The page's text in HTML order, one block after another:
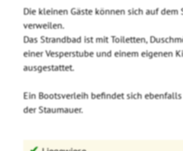
Die kleinen Gäste können sich auf dem
verweilen.
Das Strandbad ist mit Toiletten,
einer Vesperstube und einem eigenen
ausgestattet.
Ein Bootsverleih befindet sich
der Staumauer.